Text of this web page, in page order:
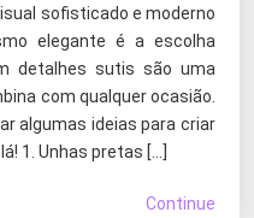
sofisticado e moderno
elegante é a escolha
detalhes sutis são uma
com qualquer ocasião.
algumas ideias para criar
1. Unhas pretas […]
Continue